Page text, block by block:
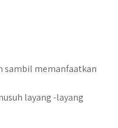
sambil memanfaatkan
layang -layang